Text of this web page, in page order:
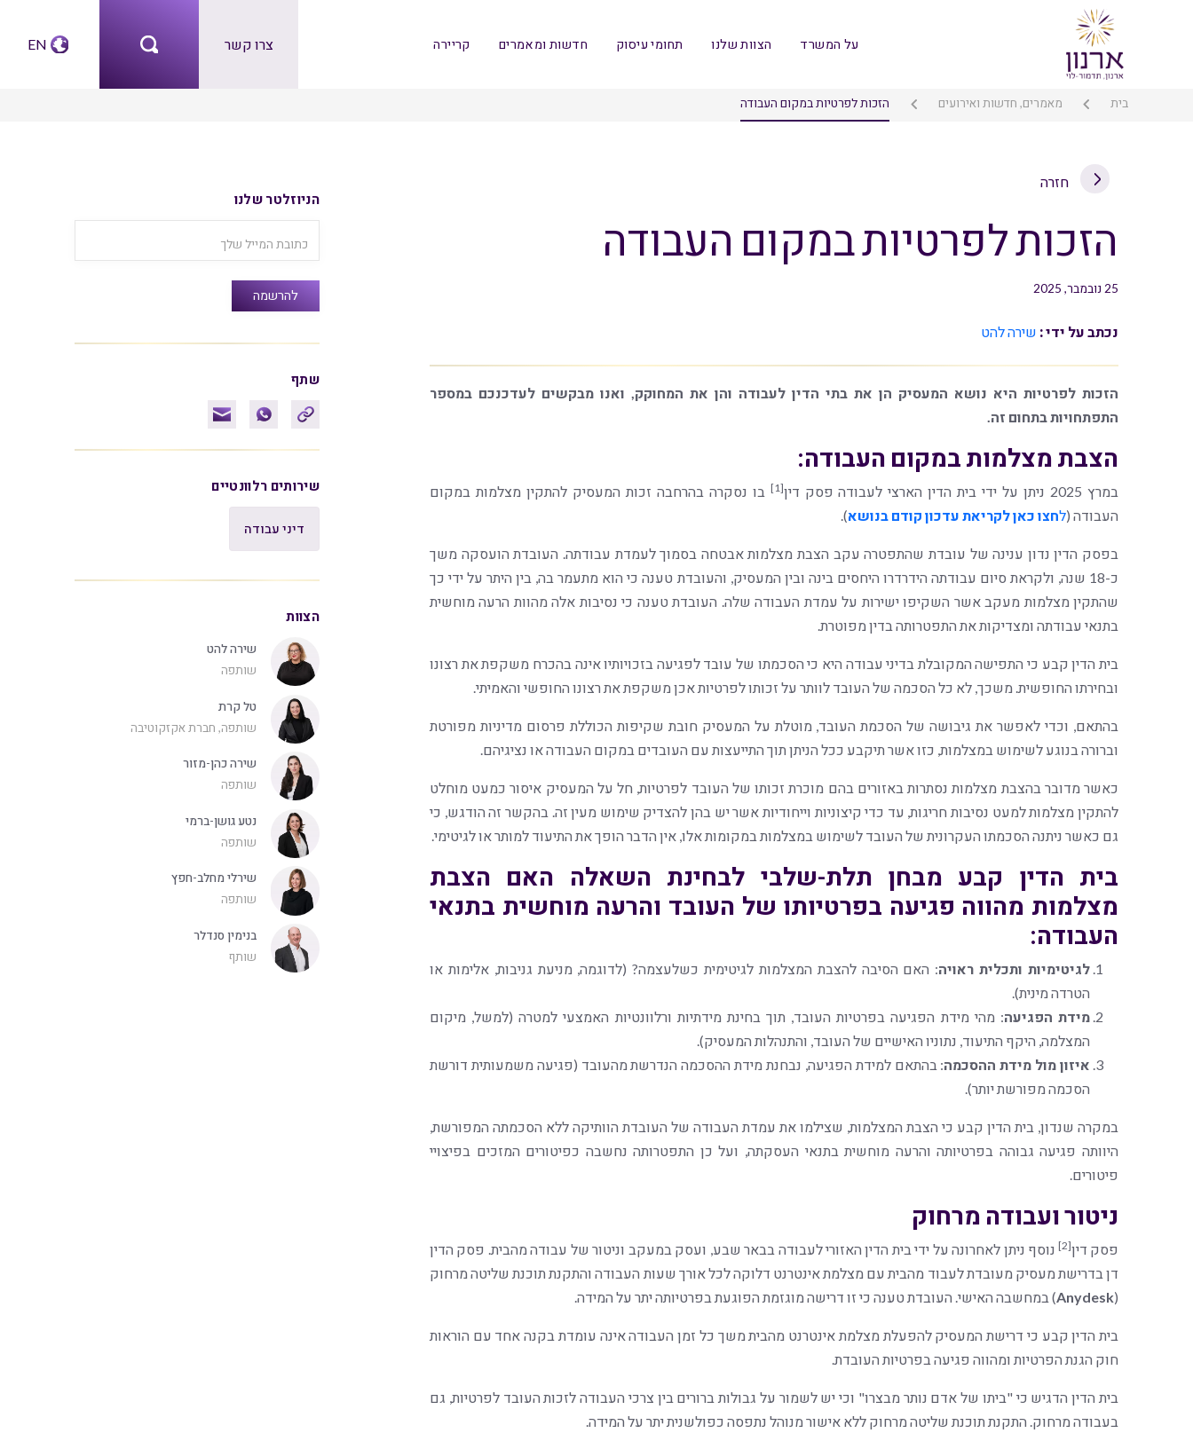
על המשרד הצוות שלנו תחומי עיסוק חדשות ומאמרים קריירה צרו קשר EN
בית מאמרים, חדשות ואירועים הזכות לפרטיות במקום העבודה
חזרה
הזכות לפרטיות במקום העבודה
25 נובמבר, 2025
נכתב על ידי : שירה להט
הזכות לפרטיות היא נושא המעסיק הן את בתי הדין לעבודה והן את המחוקק, ואנו מבקשים לעדכנכם במספר
התפתחויות בתחום זה.
הצבת מצלמות במקום העבודה:
במרץ 2025 ניתן על ידי בית הדין הארצי לעבודה פסק דין [1]
בו נסקרה בהרחבה זכות המעסיק להתקין מצלמות במקום
העבודה (לחצו כאן לקריאת עדכון קודם בנושא).
בפסק הדין נדון ענינה של עובדת שהתפטרה עקב הצבת מצלמות אבטחה בסמוך לעמדת עבודתה. העובדת הועסקה משך
כ-18 שנה, ולקראת סיום עבודתה הידרדרו היחסים בינה ובין המעסיק, והעובדת טענה כי הוא מתעמר בה, בין היתר על ידי כך
שהתקין מצלמות מעקב אשר השקיפו ישירות על עמדת העבודה שלה. העובדת טענה כי נסיבות אלה מהוות הרעה מוחשית
בתנאי עבודתה ומצדיקות את התפטרותה בדין מפוטרת.
בית הדין קבע כי התפישה המקובלת בדיני עבודה היא כי הסכמתו של עובד לפגיעה בזכויותיו אינה בהכרח משקפת את רצונו
ובחירתו החופשית. משכך, לא כל הסכמה של העובד לוותר על זכותו לפרטיות אכן משקפת את רצונו החופשי והאמיתי.
בהתאם, וכדי לאפשר את גיבושה של הסכמת העובד, מוטלת על המעסיק חובת שקיפות הכוללת פרסום מדיניות מפורטת
וברורה בנוגע לשימוש במצלמות, כזו אשר תיקבע ככל הניתן תוך התייעצות עם העובדים במקום העבודה או נציגיהם.
כאשר מדובר בהצבת מצלמות נסתרות באזורים בהם מוכרת זכותו של העובד לפרטיות, חל על המעסיק איסור כמעט מוחלט
להתקין מצלמות למעט נסיבות חריגות, עד כדי קיצוניות וייחודיות אשר יש בהן להצדיק שימוש מעין זה. בהקשר זה הודגש, כי
גם כאשר ניתנה הסכמתו העקרונית של העובד לשימוש במצלמות במקומות אלו, אין הדבר הופך את התיעוד למותר או לגיטימי.
בית הדין קבע מבחן תלת-שלבי לבחינת השאלה האם הצבת
מצלמות מהווה פגיעה בפרטיותו של העובד והרעה מוחשית בתנאי
העבודה:
לגיטימיות ותכלית ראויה: האם הסיבה להצבת המצלמות לגיטימית כשלעצמה? (לדוגמה, מניעת גניבות, אלימות או
הטרדה מינית).
מידת הפגיעה: מהי מידת הפגיעה בפרטיות העובד, תוך בחינת מידתיות ורלוונטיות האמצעי למטרה (למשל, מיקום
המצלמה, היקף התיעוד, נתוניו האישיים של העובד, והתנהלות המעסיק).
איזון מול מידת ההסכמה: בהתאם למידת הפגיעה, נבחנת מידת ההסכמה הנדרשת מהעובד (פגיעה משמעותית דורשת
הסכמה מפורשת יותר).
במקרה שנדון, בית הדין קבע כי הצבת המצלמות, שצילמו את עמדת העבודה של העובדת הוותיקה ללא הסכמתה המפורשת,
היוותה פגיעה גבוהה בפרטיותה והרעה מוחשית בתנאי העסקתה, ועל כן התפטרותה נחשבה כפיטורים המזכים בפיצויי
פיטורים.
ניטור ועבודה מרחוק
פסק דין[2]
נוסף ניתן לאחרונה על ידי בית הדין האזורי לעבודה בבאר שבע, ועסק במעקב וניטור של עבודה מהבית. פסק הדין
דן בדרישת מעסיק מעובדת לעבוד מהבית עם מצלמת אינטרנט דלוקה לכל אורך שעות העבודה והתקנת תוכנת שליטה מרחוק
(
Anydesk) במחשבה האישי. העובדת טענה כי זו דרישה מוגזמת הפוגעת בפרטיותה יתר על המידה.
בית הדין קבע כי דרישת המעסיק להפעלת מצלמת אינטרנט מהבית משך כל זמן העבודה אינה עומדת בקנה אחד עם הוראות
חוק הגנת הפרטיות ומהווה פגיעה בפרטיות העובדת.
בית הדין הדגיש כי "ביתו של אדם נותר מבצרו" וכי יש לשמור על גבולות ברורים בין צרכי העבודה לזכות העובד לפרטיות, גם
בעבודה מרחוק. התקנת תוכנת שליטה מרחוק ללא אישור מנוהל נתפסה כפולשנית יתר על המידה.
הניוזלטר שלנו
שתף
שירותים רלוונטיים
דיני עבודה
הצוות
שירה להט
שותפה
טל קרת
שותפה, חברת אקזקוטיבה
שירה כהן-מזור
שותפה
נטע גושן-ברמי
שותפה
שירלי מחלב-חפץ
שותפה
בנימין סנדלר
שותף